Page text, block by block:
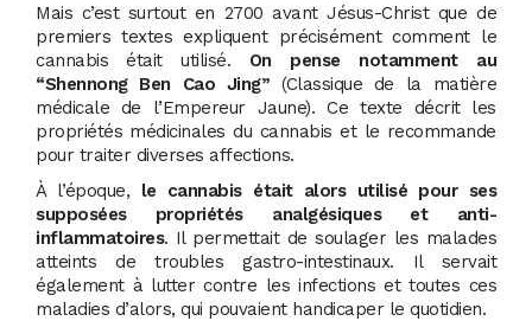
Mais c’est surtout en 2700 avant Jésus-Christ que de
premiers textes expliquent précisément comment le
cannabis était utilisé. On pense notamment au
“Shennong Ben Cao Jing” (Classique de la matière
médicale de l’Empereur Jaune). Ce texte décrit les
propriétés médicinales du cannabis et le recommande
pour traiter diverses affections.
À l’époque, le cannabis était alors utilisé pour ses
supposées propriétés analgésiques et anti-
inflammatoires. Il permettait de soulager les malades
atteints de troubles gastro-intestinaux. Il servait
également à lutter contre les infections et toutes ces
maladies d’alors, qui pouvaient handicaper le quotidien.